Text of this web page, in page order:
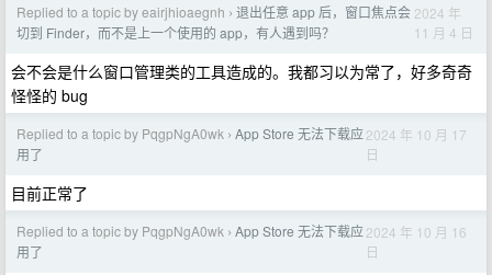
Replied to a topic by eairjhioaegnh › 退出任意 app 后，窗口焦点会
切到 Finder，而不是上一个使用的 app，有人遇到吗？
2024 年
11 月 4 日
会不会是什么窗口管理类的工具造成的。我都习以为常了，好多奇奇
怪怪的 bug
Replied to a topic by PqgpNgA0wk › App Store 无法下载应
用了
2024 年 10 月 17
日
目前正常了
Replied to a topic by PqgpNgA0wk › App Store 无法下载应
用了
2024 年 10 月 16
日